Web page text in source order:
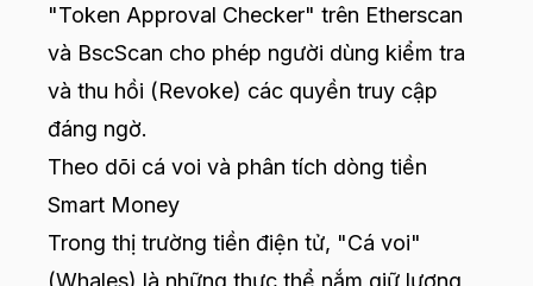
"Token Approval Checker" trên Etherscan
và BscScan cho phép người dùng kiểm tra
và thu hồi (Revoke) các quyền truy cập
đáng ngờ.
Theo dõi cá voi và phân tích dòng tiền
Smart Money
Trong thị trường tiền điện tử, "Cá voi"
(Whales) là những thực thể nắm giữ lượng